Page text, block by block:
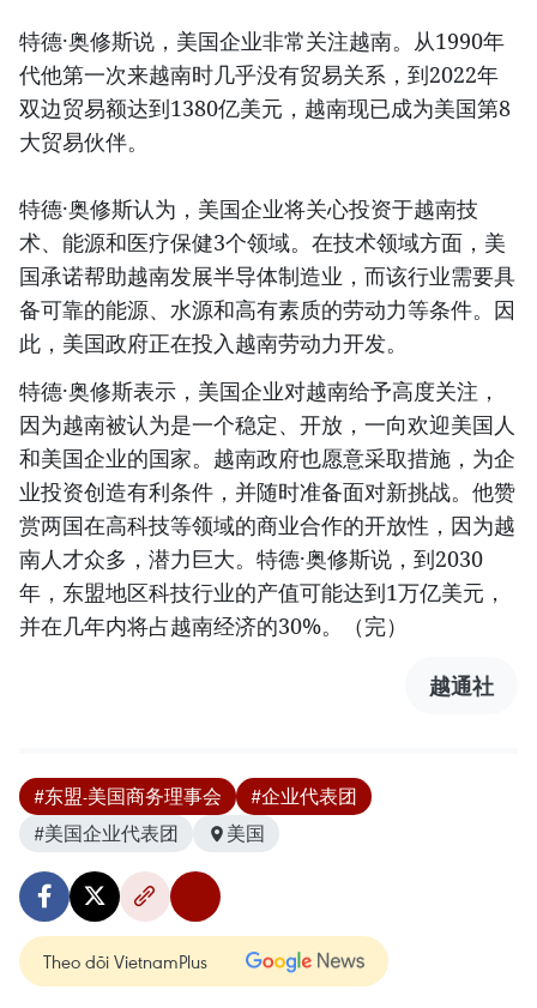
特德·奥修斯说，美国企业非常关注越南。从1990年
代他第一次来越南时几乎没有贸易关系，到2022年
双边贸易额达到1380亿美元，越南现已成为美国第8
大贸易伙伴。
特德·奥修斯认为，美国企业将关心投资于越南技
术、能源和医疗保健3个领域。在技术领域方面，美
国承诺帮助越南发展半导体制造业，而该行业需要具
备可靠的能源、水源和高有素质的劳动力等条件。因
此，美国政府正在投入越南劳动力开发。
特德·奥修斯表示，美国企业对越南给予高度关注，
因为越南被认为是一个稳定、开放，一向欢迎美国人
和美国企业的国家。越南政府也愿意采取措施，为企
业投资创造有利条件，并随时准备面对新挑战。他赞
赏两国在高科技等领域的商业合作的开放性，因为越
南人才众多，潜力巨大。特德·奥修斯说，到2030
年，东盟地区科技行业的产值可能达到1万亿美元，
并在几年内将占越南经济的30%。（完）
越通社
#东盟-美国商务理事会
#企业代表团
#美国企业代表团
美国
Theo dõi VietnamPlus